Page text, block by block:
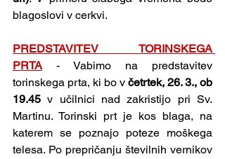
blagoslovi v cerkvi.
PREDSTAVITEV TORINSKEGA
PRTA
- Vabimo na predstavitev
torinskega prta, ki bo v četrtek, 26. 3., ob
19.45 v učilnici nad zakristijo pri Sv.
Martinu. Torinski prt je kos blaga, na
katerem se poznajo poteze moškega
telesa. Po prepričanju številnih vernikov